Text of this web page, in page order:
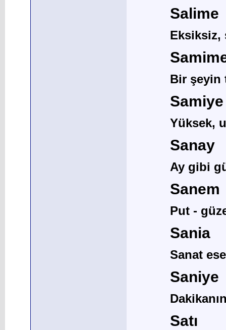
Salime
Eksiksiz,
Bir şeyin
Samiye
Yüksek,
Sanay
Ay gibi
Sanem
Put -
Sania
Sanat
Saniye
Satı